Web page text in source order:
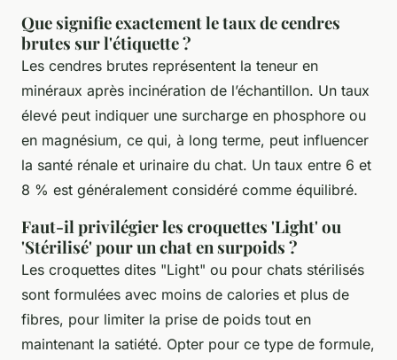
Que signifie exactement le taux de cendres
brutes sur l'étiquette ?
Les cendres brutes représentent la teneur en
minéraux après incinération de l’échantillon. Un taux
élevé peut indiquer une surcharge en phosphore ou
en magnésium, ce qui, à long terme, peut influencer
la santé rénale et urinaire du chat. Un taux entre 6 et
8 % est généralement considéré comme équilibré.
Faut-il privilégier les croquettes 'Light' ou
'Stérilisé' pour un chat en surpoids ?
Les croquettes dites "Light" ou pour chats stérilisés
sont formulées avec moins de calories et plus de
fibres, pour limiter la prise de poids tout en
maintenant la satiété. Opter pour ce type de formule,